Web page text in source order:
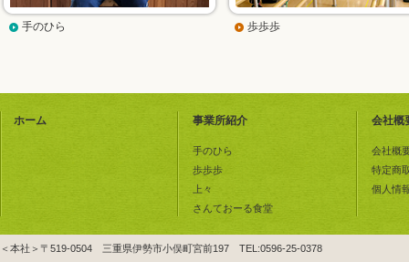
手のひら 歩歩歩
ホーム 事業所紹介
手のひら
歩歩歩
上々
さんておーる食堂
会社概
会社概
特定商
個人情
＜本社＞〒519-0504 三重県伊勢市小俣町宮前197 TEL:0596-25-0378